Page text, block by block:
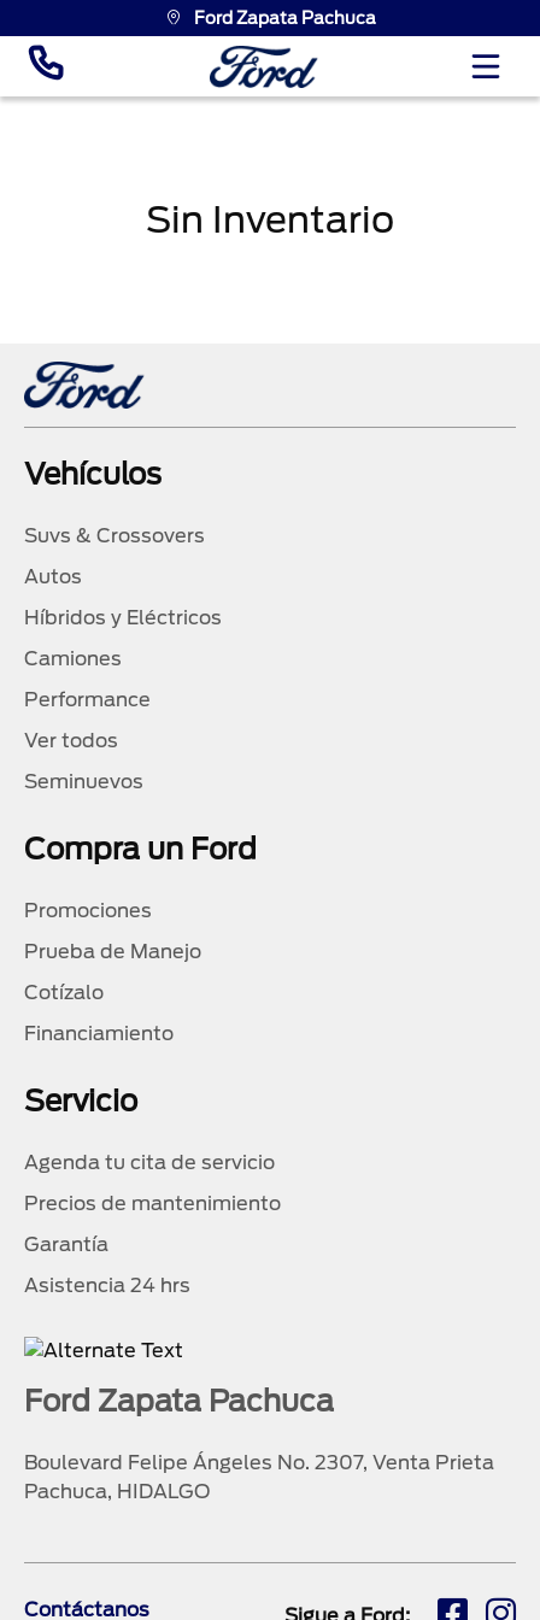
Ford Zapata Pachuca
Sin Inventario
Vehículos
Suvs & Crossovers
Autos
Híbridos y Eléctricos
Camiones
Performance
Ver todos
Seminuevos
Compra un Ford
Promociones
Prueba de Manejo
Cotízalo
Financiamiento
Servicio
Agenda tu cita de servicio
Precios de mantenimiento
Garantía
Asistencia 24 hrs
Ford Zapata Pachuca
Boulevard Felipe Ángeles No. 2307, Venta Prieta
Pachuca, HIDALGO
Contáctanos Sigue a Ford: